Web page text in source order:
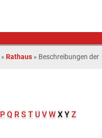
» Rathaus » Beschreibungen der
P Q R S T U V W X Y Z